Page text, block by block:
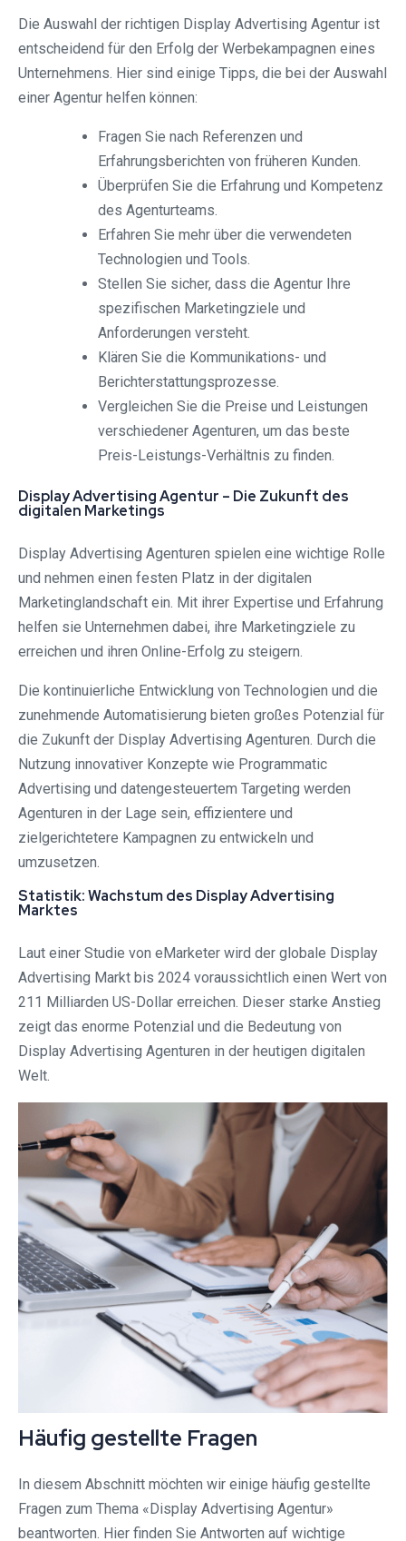
Die Auswahl der richtigen Display Advertising Agentur ist
entscheidend für den Erfolg der Werbekampagnen eines
Unternehmens. Hier sind einige Tipps, die bei der Auswahl
einer Agentur helfen können:
Fragen Sie nach Referenzen und
Erfahrungsberichten von früheren Kunden.
Überprüfen Sie die Erfahrung und Kompetenz
des Agenturteams.
Erfahren Sie mehr über die verwendeten
Technologien und Tools.
Stellen Sie sicher, dass die Agentur Ihre
spezifischen Marketingziele und
Anforderungen versteht.
Klären Sie die Kommunikations- und
Berichterstattungsprozesse.
Vergleichen Sie die Preise und Leistungen
verschiedener Agenturen, um das beste
Preis-Leistungs-Verhältnis zu finden.
Display Advertising Agentur – Die Zukunft des
digitalen Marketings
Display Advertising Agenturen spielen eine wichtige Rolle
und nehmen einen festen Platz in der digitalen
Marketinglandschaft ein. Mit ihrer Expertise und Erfahrung
helfen sie Unternehmen dabei, ihre Marketingziele zu
erreichen und ihren Online-Erfolg zu steigern.
Die kontinuierliche Entwicklung von Technologien und die
zunehmende Automatisierung bieten großes Potenzial für
die Zukunft der Display Advertising Agenturen. Durch die
Nutzung innovativer Konzepte wie Programmatic
Advertising und datengesteuertem Targeting werden
Agenturen in der Lage sein, effizientere und
zielgerichtetere Kampagnen zu entwickeln und
umzusetzen.
Statistik: Wachstum des Display Advertising
Marktes
Laut einer Studie von eMarketer wird der globale Display
Advertising Markt bis 2024 voraussichtlich einen Wert von
211 Milliarden US-Dollar erreichen. Dieser starke Anstieg
zeigt das enorme Potenzial und die Bedeutung von
Display Advertising Agenturen in der heutigen digitalen
Welt.
Häufig gestellte Fragen
In diesem Abschnitt möchten wir einige häufig gestellte
Fragen zum Thema «Display Advertising Agentur»
beantworten. Hier finden Sie Antworten auf wichtige